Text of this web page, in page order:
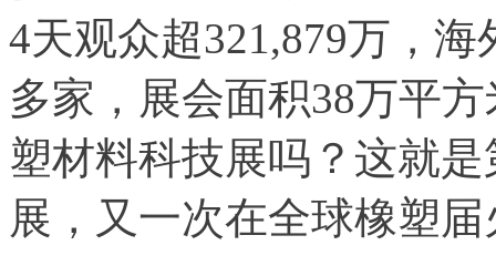
4天观众超321,879万，
多家，展会面积38万平
塑材料科技展吗？这就
展，又一次在全球橡塑